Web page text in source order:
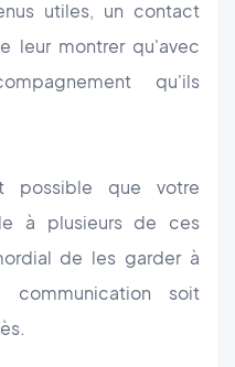
utiles, un contact
leur montrer qu'avec
qu'ils
possible que votre
à plusieurs de ces
de les garder à
soit